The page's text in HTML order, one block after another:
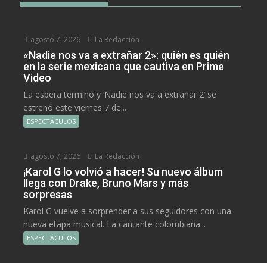
agosto 7, 2026 La Redacción
«Nadie nos va a extrañar 2»: quién es quién
en la serie mexicana que cautiva en Prime
Video
La espera terminó y ‘Nadie nos va a extrañar 2’ se
estrenó este viernes 7 de...
ESPECTÁCULOS
agosto 7, 2026 La Redacción
¡Karol G lo volvió a hacer! Su nuevo álbum
llega con Drake, Bruno Mars y más
sorpresas
Karol G vuelve a sorprender a sus seguidores con una
nueva etapa musical. La cantante colombiana...
ESPECTÁCULOS